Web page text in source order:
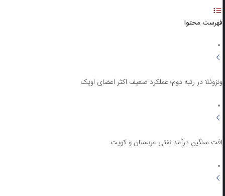
فهرست محتوا
ونزوئلا در رتبه دوم؛ عملکرد ضعیف اکثر اعضای اوپک
افت سنگین درآمد نفتی عربستان و کویت